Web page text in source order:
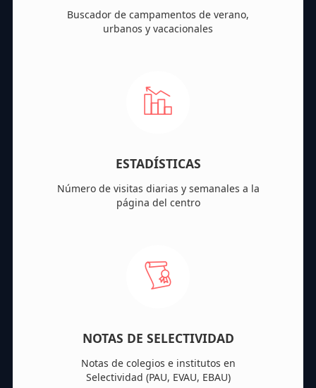
Buscador de campamentos de verano,
urbanos y vacacionales
ESTADÍSTICAS
Número de visitas diarias y semanales a la
página del centro
NOTAS DE SELECTIVIDAD
Notas de colegios e institutos en
Selectividad (PAU, EVAU, EBAU)